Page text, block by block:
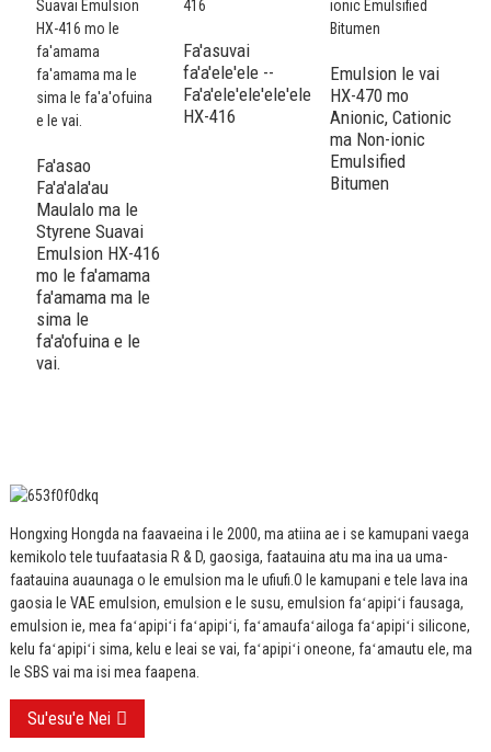
Fa'asao
Fa'a'ala'au
Maulalo ma le
Styrene Suavai
Emulsion HX-416
mo ​​le fa'amama
fa'amama ma le
sima le
fa'a'ofuina e le
vai.
Fa'asuvai
fa'a'ele'ele --
Fa'a'ele'ele'ele'ele
HX-416
Emulsion le vai
HX-470 mo
Anionic, Cationic
ma Non-ionic
Emulsified
Bitumen
Hongxing Hongda na faavaeina i le 2000, ma atiina ae i se kamupani vaega
kemikolo tele tuufaatasia R & D, gaosiga, faatauina atu ma ina ua uma-
faatauina auaunaga o le emulsion ma le ufiufi. O le kamupani e tele lava ina
gaosia le VAE emulsion, emulsion e le susu, emulsion faʻapipiʻi fausaga,
emulsion ie, mea faʻapipiʻi faʻapipiʻi, faʻamaufaʻailoga faʻapipiʻi silicone,
kelu faʻapipiʻi sima, kelu e leai se vai, faʻapipiʻi oneone, faʻamautu ele, ma
le SBS vai ma isi mea faapena.
Su'esu'e Nei